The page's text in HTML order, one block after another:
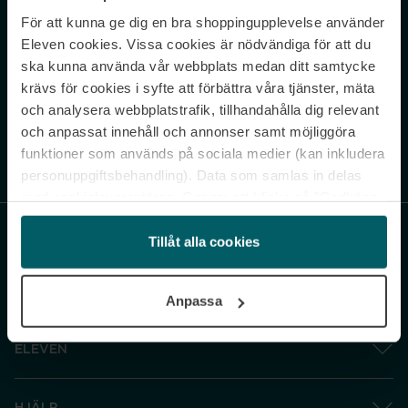
För att kunna ge dig en bra shoppingupplevelse använder
Eleven cookies. Vissa cookies är nödvändiga för att du
ska kunna använda vår webbplats medan ditt samtycke
krävs för cookies i syfte att förbättra våra tjänster, mäta
och analysera webbplatstrafik, tillhandahålla dig relevant
och anpassat innehåll och annonser samt möjliggöra
funktioner som används på sociala medier (kan inkludera
personuppgiftsbehandling). Data som samlas in delas
och gå vidare” accepterar du samtliga cookies medan du
under ”Inställningar” kan anpassa användningen av
cookies. Du kan återkalla ditt samtycke när som helst.
Tillåt alla cookies
Anpassa
Never miss a beat.
Sign up to our newsletter.
Genom att prenumerera accepterar du vår Integritetspolicy. Avprenumerera
ELEVEN